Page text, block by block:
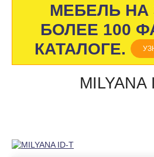
МЕБЕЛЬ НА
БОЛЕЕ 100
КАТАЛОГЕ.
MILYANA